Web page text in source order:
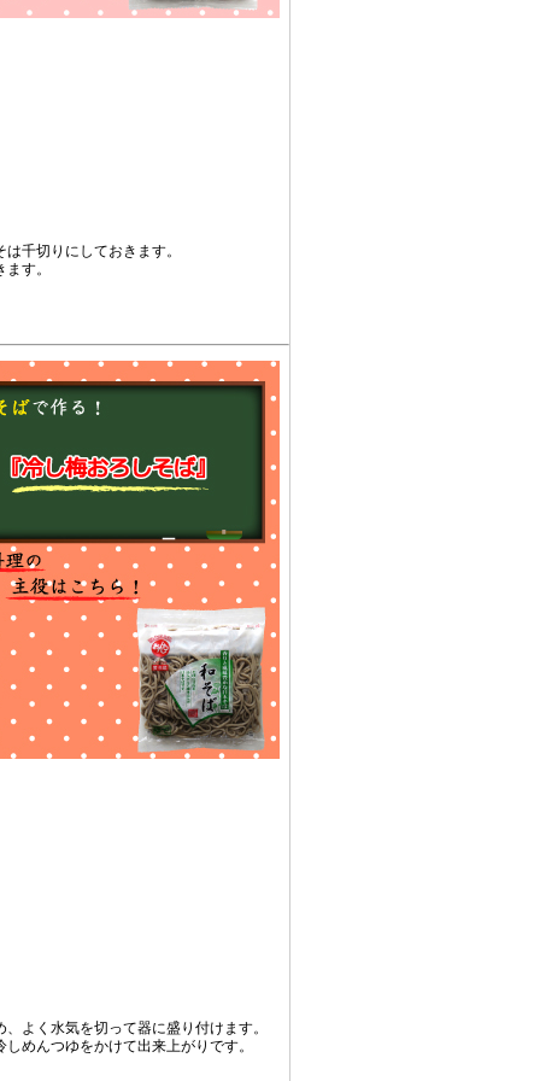
千切りにしておきます。
す。
よく水気を切って器に盛り付けます。
めんつゆをかけて出来上がりです。